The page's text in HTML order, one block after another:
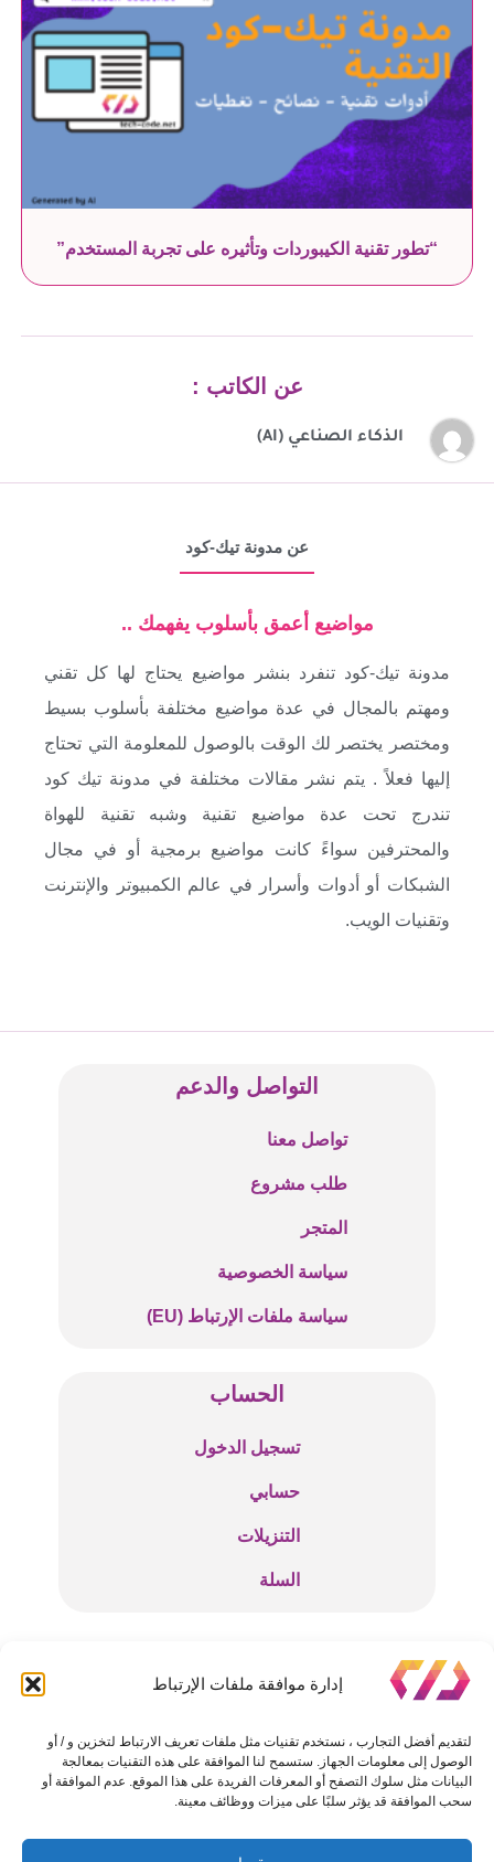
إدارة موافقة ملفات الإرتباط
لتقديم أفضل التجارب ، نستخدم تقنيات مثل ملفات تعريف الارتباط لتخزين و / أو
الوصول إلى معلومات الجهاز. ستسمح لنا الموافقة على هذه التقنيات بمعالجة
البيانات مثل سلوك التصفح أو المعرفات الفريدة على هذا الموقع. عدم الموافقة أو
سحب الموافقة قد يؤثر سلبًا على ميزات ووظائف معينة.
“تطور تقنية الكيبوردات وتأثيره على تجربة المستخدم”
عن الكاتب :
الذكاء الصناعي (AI)
عن مدونة تيك-كود
مواضيع أعمق بأسلوب يفهمك ..
مدونة تيك-كود تنفرد بنشر مواضيع يحتاج لها كل تقني
ومهتم بالمجال في عدة مواضيع مختلفة بأسلوب بسيط
ومختصر يختصر لك الوقت بالوصول للمعلومة التي تحتاج
إليها فعلاً . يتم نشر مقالات مختلفة في مدونة تيك كود
تندرج تحت عدة مواضيع تقنية وشبه تقنية للهواة
والمحترفين سواءً كانت مواضيع برمجية أو في مجال
الشبكات أو أدوات وأسرار في عالم الكمبيوتر والإنترنت
وتقنيات الويب.
التواصل والدعم
تواصل معنا
طلب مشروع
المتجر
سياسة الخصوصية
سياسة ملفات الإرتباط (EU)
الحساب
تسجيل الدخول
حسابي
التنزيلات
السلة
info@tech-code.net